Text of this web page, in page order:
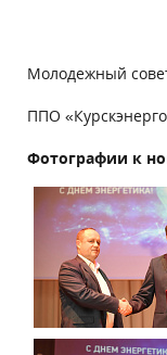
Молодежный
ППО
Фотографии к